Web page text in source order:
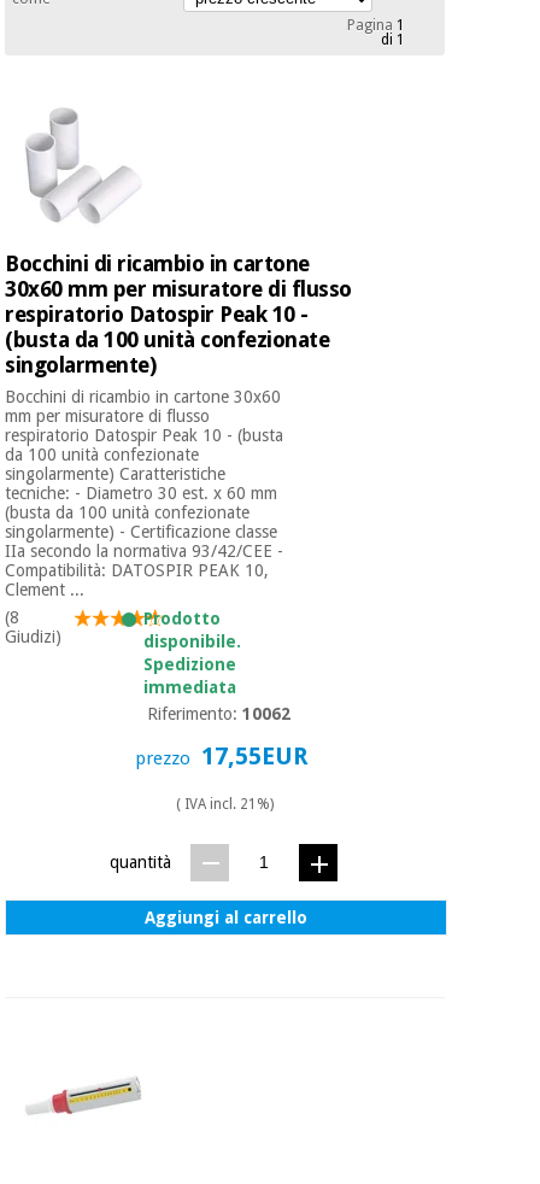
Outlet
Fisaude
Tech
Academy
mediche
cinese
Mobili
clinici
Armadi
terapeutici
Materiale
essenziale
per la
protezione
dei
coronavirus
Aerobica,
fitness e
pilates
Sport
e
giochi
chirurgici
Offerte
Outlet
Fisaude
Tech
Academy
mediche
Medicina
tradizionale
Mobili
clinici
Armadi
terapeutici
Materiale
essenziale
per la
protezione
dei
coronavirus
giochi
Pagina 1
di 1
Bocchini di ricambio in cartone
30x60 mm per misuratore di flusso
respiratorio Datospir Peak 10 -
(busta da 100 unità confezionate
singolarmente)
Bocchini di ricambio in cartone 30x60
mm per misuratore di flusso
respiratorio Datospir Peak 10 - (busta
da 100 unità confezionate
singolarmente) Caratteristiche
tecniche: - Diametro 30 est. x 60 mm
(busta da 100 unità confezionate
singolarmente) - Certificazione classe
IIa secondo la normativa 93/42/CEE -
Compatibilità: DATOSPIR PEAK 10,
Clement ...
(8
Giudizi)
Prodotto
disponibile.
Spedizione
immediata
Riferimento:10062
prezzo 17,55EUR
( IVA incl. 21%)
quantità
Aggiungi al carrello